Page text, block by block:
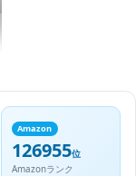
Amazon
126955位
Amazonランク